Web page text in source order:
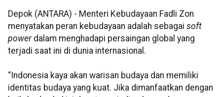
Depok (ANTARA) - Menteri Kebudayaan Fadli Zon
menyatakan peran kebudayaan adalah sebagai soft
powerdalam menghadapi persaingan global yang
terjadi saat ini di dunia internasional.
“Indonesia kaya akan warisan budaya dan memiliki
identitas budaya yang kuat. Jika dimanfaatkan dengan